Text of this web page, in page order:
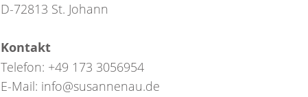
D-72813 St. Johann
Kontakt
Telefon: +49 173 3056954
E-Mail: info@susannenau.de